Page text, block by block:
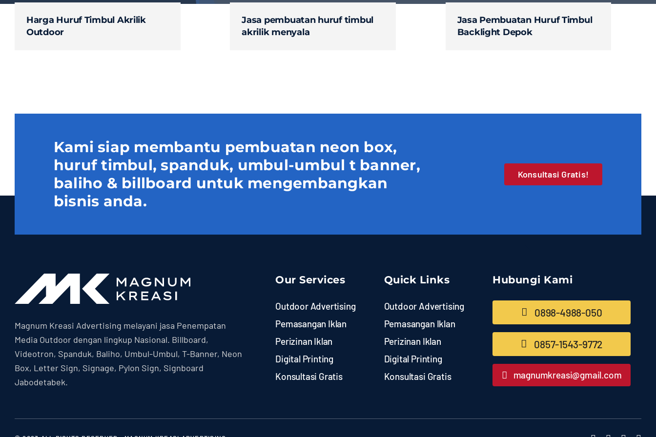
Harga Huruf Timbul Akrilik
Outdoor
Jasa pembuatan huruf timbul
akrilik menyala
Jasa Pembuatan Huruf Timbul
Backlight Depok
Kami siap membantu pembuatan neon box,
huruf timbul, spanduk, umbul-umbul t banner,
baliho & billboard untuk mengembangkan
bisnis anda.
Konsultasi Gratis!
Magnum Kreasi Advertising melayani jasa Penempatan
Media Outdoor dengan lingkup Nasional. Billboard,
Videotron, Spanduk, Baliho, Umbul-Umbul, T-Banner, Neon
Box, Letter Sign, Signage, Pylon Sign, Signboard
Jabodetabek.
Our Services
Outdoor Advertising
Pemasangan Iklan
Perizinan Iklan
Digital Printing
Konsultasi Gratis
Quick Links
Outdoor Advertising
Pemasangan Iklan
Perizinan Iklan
Digital Printing
Konsultasi Gratis
Hubungi Kami
0898-4988-050
0857-1543-9772
magnumkreasi@gmail.com